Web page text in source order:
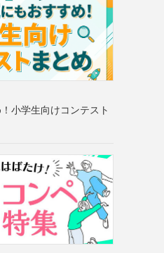
小学生向けコンテスト